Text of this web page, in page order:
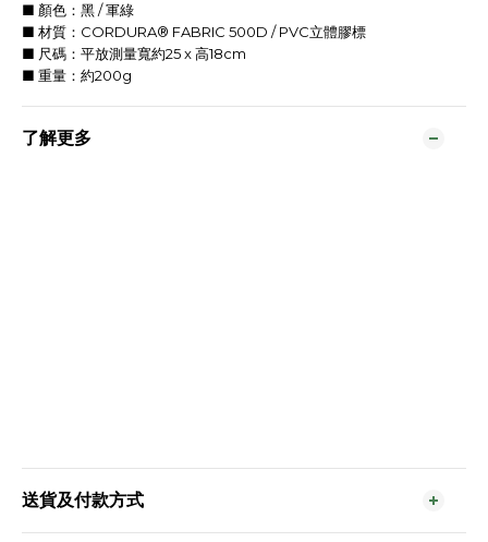
■ 顏色：黑 / 軍綠
■ 材質：CORDURA® FABRIC 500D / PVC立體膠標
■ 尺碼：平放測量寬約25 x 高18cm
■ 重量：約200g
了解更多
送貨及付款方式